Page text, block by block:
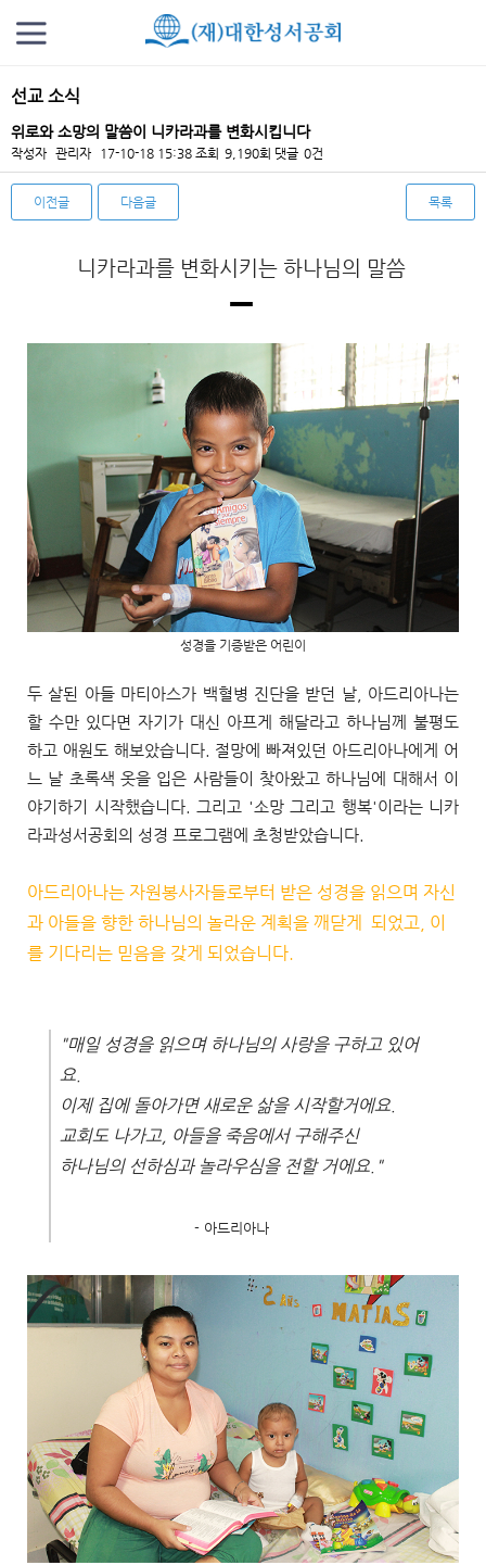
선교 소식
위로와 소망의 말씀이 니카라과를 변화시킵니다
작성자 관리자 17-10-18 15:38 조회 9,190회 댓글 0건
이전글 다음글 목록
니카라과를 변화시키는 하나님의 말씀
‐
성경을 기증받은 어린이
두 살된 아들 마티아스가 백혈병 진단을 받던 날, 아드리아나는
할 수만 있다면 자기가 대신 아프게 해달라고 하나님께 불평도
하고 애원도 해보았습니다. 절망에 빠져있던 아드리아나에게 어
느 날 초록색 옷을 입은 사람들이 찾아왔고 하나님에 대해서 이
야기하기 시작했습니다.
그리고 '소망 그리고 행복'이라는 니카
라과성서공회의 성경 프로그램에 초청받았습니다.
아드리아나는 자원봉사자들로부터 받은 성경을 읽으며 자신
과 아들을 향한 하나님의 놀라운 계획을 깨닫게 되었고, 이
를 기다리는 믿음을 갖게 되었습니다.
"매일 성경을 읽으며 하나님의 사랑을 구하고 있어
요.
이제 집에 돌아가면 새로운 삶을 시작할거에요.
교회도 나가고, 아들을 죽음에서 구해주신
하나님의 선하심과 놀라우심을 전할 거에요."
- 아드리아나